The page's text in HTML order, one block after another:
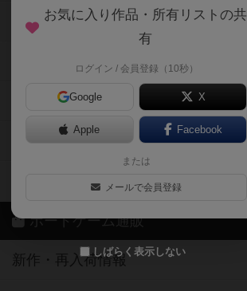
お気に入り作品・所有リストの共
有
ログイン / 会員登録（10秒）
Google X
Apple Facebook
または
メールで会員登録
しばらく表示しない
メカニクス特集
掲示板・トピックス
ボドとも・会員一覧
ボードゲーム業界コラム
ボドゲーマご利用案内
ボードゲーム通販
新作・再入荷情報